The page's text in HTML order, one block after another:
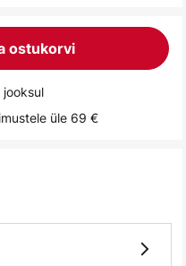
ostukorvi
üle 69 €